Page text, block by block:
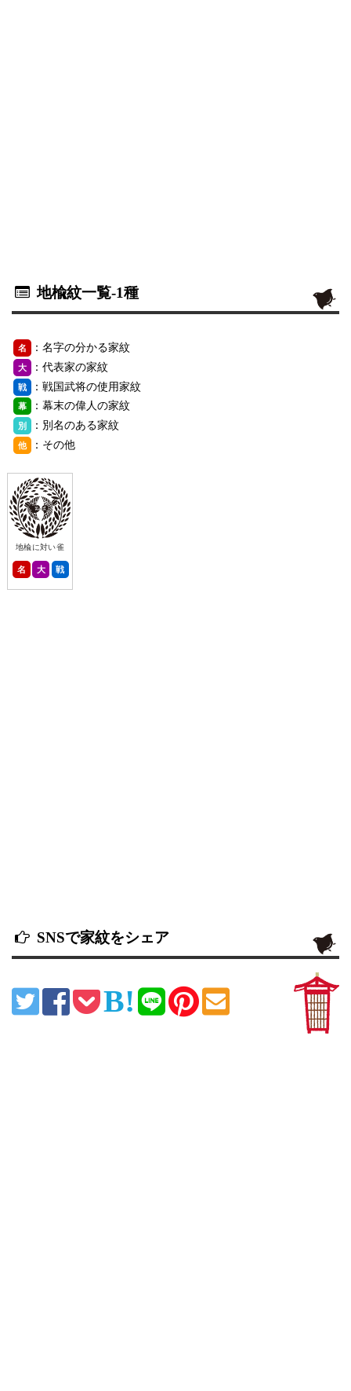
地楡紋一覧-1種
名 ：名字の分かる家紋
大 ：代表家の家紋
戦 ：戦国武将の使用家紋
幕 ：幕末の偉人の家紋
別 ：別名のある家紋
他 ：その他
地楡に対い雀
名 大 戦
SNSで家紋をシェア